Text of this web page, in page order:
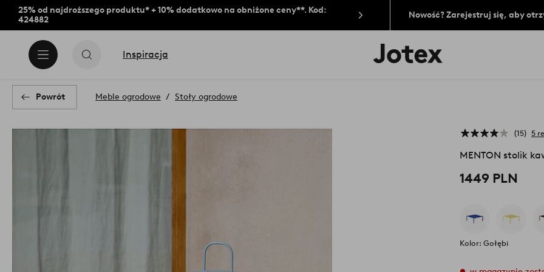
25% od najdroższego produktu* + 10% dodatkowo na obniżone ceny**. Kod:
424882
Nowość? Zarejestruj się, aby
Inspiracja
Logo
Jotex
Powrót Meble ogrodowe Stoły ogrodowe
15 5
MENTON stolik
1449 PLN
Kolor: Gołębi